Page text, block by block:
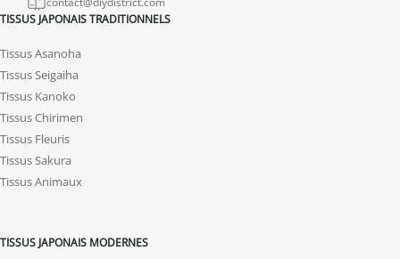
TISSUS JAPONAIS TRADITIONNELS
Tissus Asanoha
Tissus Seigaiha
Tissus Kanoko
Tissus Chirimen
Tissus Fleuris
Tissus Sakura
Tissus Animaux
TISSUS JAPONAIS MODERNES